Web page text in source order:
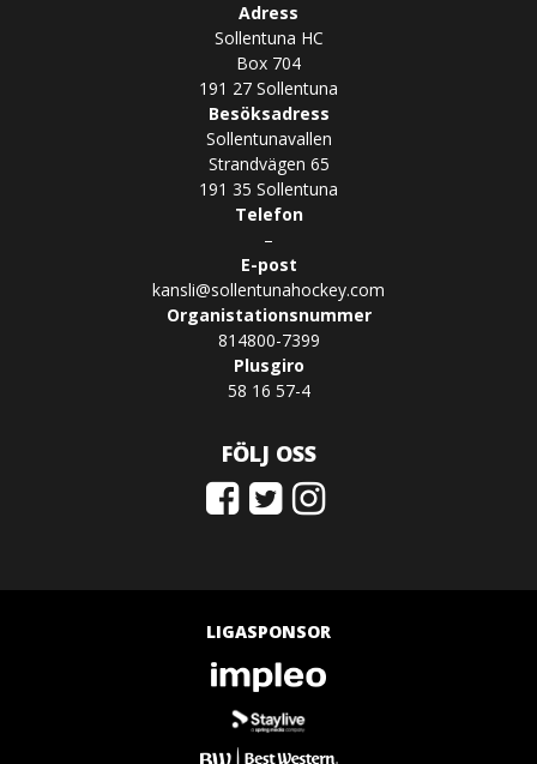
Adress
Sollentuna HC
Box 704
191 27 Sollentuna
Besöksadress
Sollentunavallen
Strandvägen 65
191 35 Sollentuna
Telefon
–
E-post
kansli@sollentunahockey.com
Organistationsnummer
814800-7399
Plusgiro
58 16 57-4
FÖLJ OSS
LIGASPONSOR